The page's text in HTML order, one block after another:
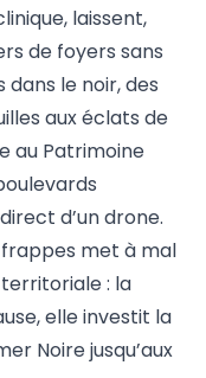
laissent,
de foyers sans
dans le noir, des
aux éclats de
au Patrimoine
d’un drone.
frappes met à mal
: la
elle investit la
Noire jusqu’aux